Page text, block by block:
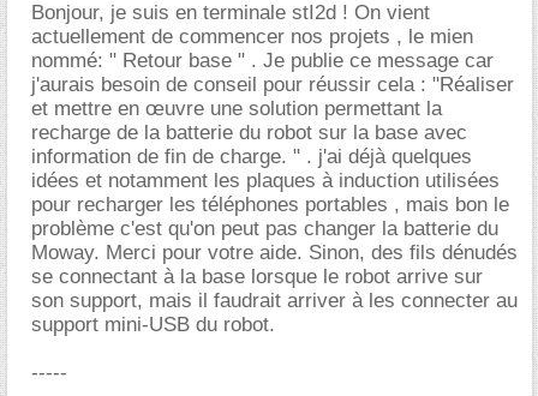
Bonjour, je suis en terminale stI2d ! On vient
actuellement de commencer nos projets , le mien
nommé: " Retour base " . Je publie ce message car
j'aurais besoin de conseil pour réussir cela : "Réaliser
et mettre en œuvre une solution permettant la
recharge de la batterie du robot sur la base avec
information de fin de charge. " . j'ai déjà quelques
idées et notamment les plaques à induction utilisées
pour recharger les téléphones portables , mais bon le
problème c'est qu'on peut pas changer la batterie du
Moway. Merci pour votre aide. Sinon, des fils dénudés
se connectant à la base lorsque le robot arrive sur
son support, mais il faudrait arriver à les connecter au
support mini-USB du robot.
-----